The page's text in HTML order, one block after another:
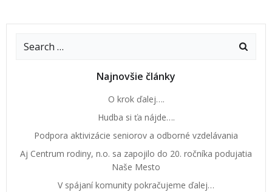
Najnovšie články
O krok ďalej….
Hudba si ťa nájde….
Podpora aktivizácie seniorov a odborné vzdelávania
Aj Centrum rodiny, n.o. sa zapojilo do 20. ročníka podujatia
Naše Mesto
V spájaní komunity pokračujeme ďalej…